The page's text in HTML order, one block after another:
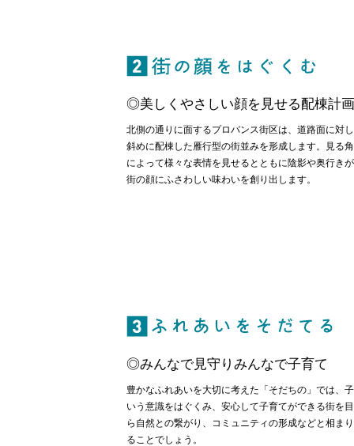
◎美しくやさしい顔を見せる配棟計画
北側の通りに面するプロバンス街区は、道路面に対
斜めに配棟した雁行型の街並みを形成します。見る
によって様々な表情を見せるとともに陰影や奥行き
街の顔にふさわしい味わいを創り出します。
◎みんなで見守りみんなで子育て
豊かなふれあいを大切に考えた「そだちの」では、
いう意識をはぐくみ、安心して子育てができる街を
ら自然との繋がり、コミュニティの形成などと相ま
ることでしょう。